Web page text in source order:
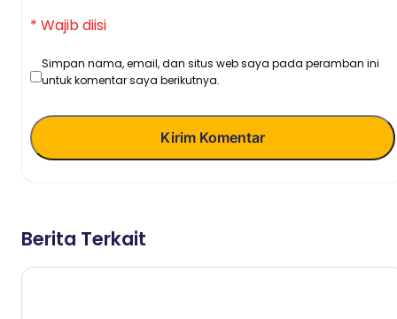
* Wajib diisi
Simpan nama, email, dan situs web saya pada peramban ini
untuk komentar saya berikutnya.
Kirim Komentar
Berita Terkait